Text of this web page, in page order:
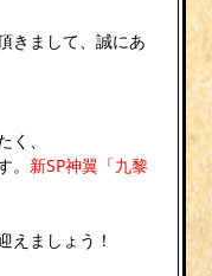
きまして、誠にあ
、
新SP神翼「九黎
えましょう！